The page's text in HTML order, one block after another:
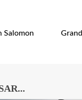
Salomon